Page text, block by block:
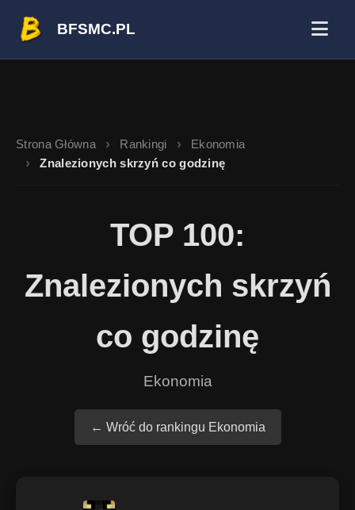
BFSMC.PL
Strona Główna Rankingi
Ekonomia
Znalezionych skrzyń co godzinę
TOP 100:
Znalezionych skrzyń
co godzinę
Ekonomia
← Wróć do rankingu Ekonomia